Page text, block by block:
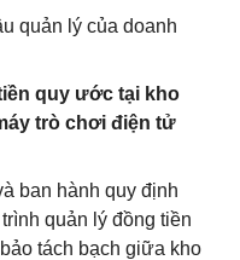
quản lý của doanh
quy ước tại kho
trò chơi điện tử
ban hành quy định
quản lý đồng tiền
tách bạch giữa kho